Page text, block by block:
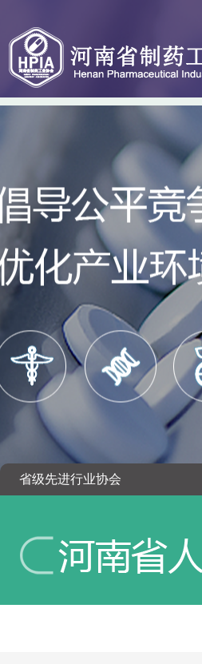
关
协
政
会
联
省级先进行业协会